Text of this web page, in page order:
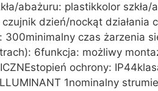
abażuru: plastikkolor szkła/
dzień/nockąt działania
300minimalny czas żarzenia
6funkcja: możliwy
ochrony:
1nominalny